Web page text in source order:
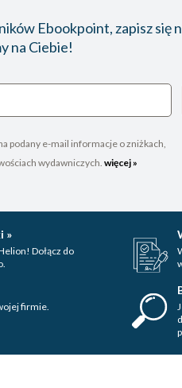
Ebookpoint, zapisz się
na Ciebie!
podany e-mail informacje o zniżkach,
wydawniczych. więcej »
»
Dołącz do
firmie.